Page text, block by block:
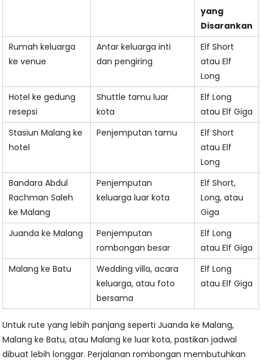
yang
Disarankan
Rumah keluarga
ke venue
Antar keluarga inti
dan pengiring
Elf Short
atau Elf
Long
Hotel ke gedung
resepsi
Shuttle tamu luar
kota
Elf Long
atau Elf Giga
Stasiun Malang ke
hotel
Penjemputan tamu
Elf Short
atau Elf
Long
Bandara Abdul
Rachman Saleh
ke Malang
Penjemputan
keluarga luar kota
Elf Short,
Long, atau
Giga
Juanda ke Malang
Penjemputan
rombongan besar
Elf Long
atau Elf Giga
Malang ke Batu
Wedding villa, acara
keluarga, atau foto
bersama
Elf Long
atau Elf Giga
Untuk rute yang lebih panjang seperti Juanda ke Malang,
Malang ke Batu, atau Malang ke luar kota, pastikan jadwal
dibuat lebih longgar. Perjalanan rombongan membutuhkan